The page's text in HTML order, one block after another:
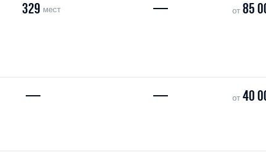
329 мест — от 85
— — от 40